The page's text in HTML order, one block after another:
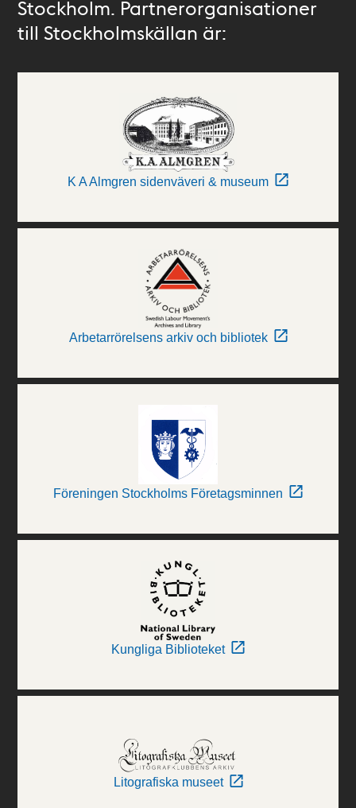
Stockholm. Partnerorganisationer
till Stockholmskällan är:
K A Almgren sidenväveri & museum
Arbetarrörelsens arkiv och bibliotek
Föreningen Stockholms Företagsminnen
Kungliga Biblioteket
Litografiska museet